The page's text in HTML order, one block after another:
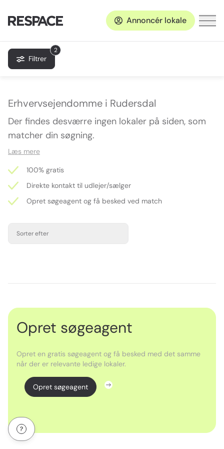
Annoncér lokale
2
Filtrer
Erhvervsejendomme i Rudersdal
Der findes desværre ingen lokaler på siden, som
matcher din søgning.
Læs mere
100% gratis
Direkte kontakt til udlejer/sælger
Opret søgeagent og få besked ved match
Sorter efter
Opret søgeagent
Opret en gratis søgeagent og få besked med det samme
når der er relevante ledige lokaler.
Opret søgeagent